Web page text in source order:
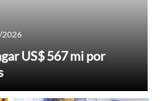
US$ 567 mi por